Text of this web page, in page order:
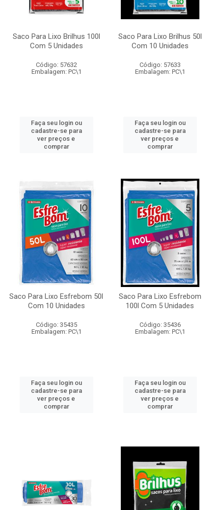
Saco Para Lixo Brilhus 100l
Com 5 Unidades
Código: 57632
Embalagem: PC\1
Faça seu login ou
cadastre-se para
ver preços e
comprar
Saco Para Lixo Brilhus 50l
Com 10 Unidades
Código: 57633
Embalagem: PC\1
Faça seu login ou
cadastre-se para
ver preços e
comprar
Saco Para Lixo Esfrebom 50l
Com 10 Unidades
Código: 35435
Embalagem: PC\1
Faça seu login ou
cadastre-se para
ver preços e
comprar
Saco Para Lixo Esfrebom
100l Com 5 Unidades
Código: 35436
Embalagem: PC\1
Faça seu login ou
cadastre-se para
ver preços e
comprar